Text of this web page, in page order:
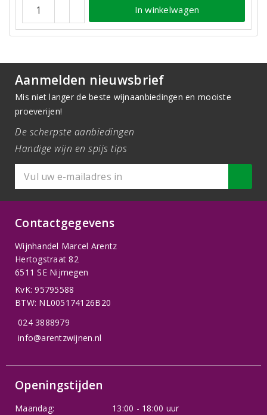
In winkelwagen
Aanmelden nieuwsbrief
Mis niet langer de beste wijnaanbiedingen en mooiste
proeverijen!
De scherpste aanbiedingen
Handige wijn en spijs tips
Contactgegevens
Wijnhandel Marcel Arentz
Hertogstraat 82
6511 SE Nijmegen
KvK: 95795588
BTW: NL005174126B20
024 3888979
info@arentzwijnen.nl
Openingstijden
Maandag:
13:00 - 18:00 uur